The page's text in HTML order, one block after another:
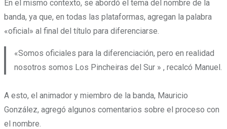
En el mismo contexto, se abordó el tema del nombre de la
banda, ya que, en todas las plataformas, agregan la palabra
«oficial» al final del título para diferenciarse.
«Somos oficiales para la diferenciación, pero en realidad
nosotros somos Los Pincheiras del Sur » , recalcó Manuel.
A esto, el animador y miembro de la banda, Mauricio
González, agregó algunos comentarios sobre el proceso con
el nombre.